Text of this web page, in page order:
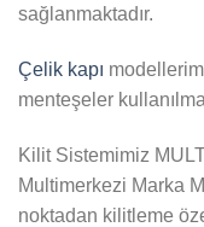
sağlanmaktadır.
Çelik kapı
menteşeler
Kilit Sistemimiz
Multimerkezi Marka
noktadan kilitleme